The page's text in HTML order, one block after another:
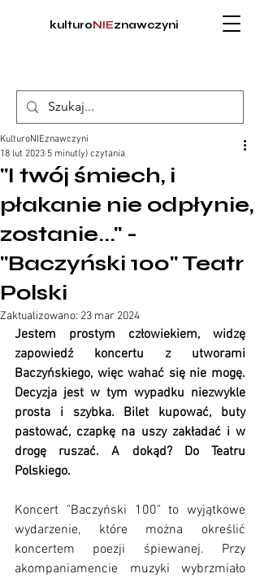
kulturoNIEznawczyni
"I twój śmiech, i
płakanie nie odpłynie,
zostanie..." -
"Baczyński 100" Teatr
Polski
KulturoNIEznawczyni
18 lut 2023 5 minut(y) czytania
Zaktualizowano: 23 mar 2024
Jestem prostym człowiekiem, widzę
zapowiedź koncertu z utworami
Baczyńskiego, więc wahać się nie mogę.
Decyzja jest w tym wypadku niezwykle
prosta i szybka. Bilet kupować, buty
pastować, czapkę na uszy zakładać i w
drogę ruszać. A dokąd? Do Teatru
Polskiego.
Koncert "Baczyński 100" to wyjątkowe
wydarzenie, które można określić
koncertem poezji śpiewanej. Przy
akompaniamencie muzyki wybrzmiało